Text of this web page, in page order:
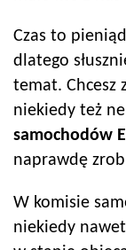
Czas to
dlatego
temat. Chcesz
niekiedy też
samochodów
naprawdę
W komisie
niekiedy